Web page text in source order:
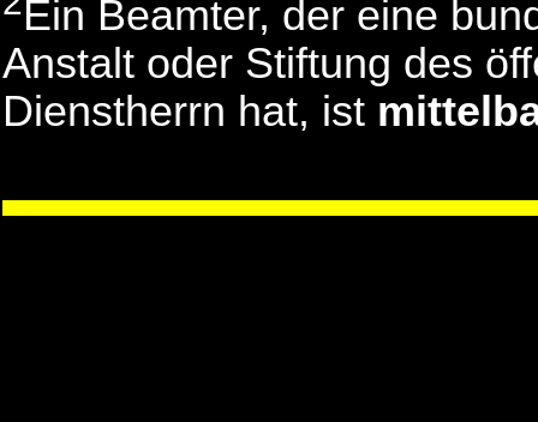
Ein Beamter, der eine
Anstalt oder Stiftung des
Dienstherrn hat, ist